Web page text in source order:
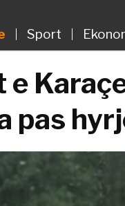
Sport
e
pas